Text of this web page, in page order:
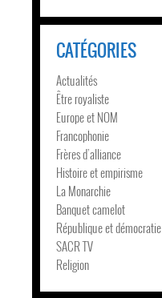
CATÉGORIES
Actualités
Être royaliste
Europe et NOM
Francophonie
Frères d’alliance
Histoire et empirisme
La Monarchie
Banquet camelot
République et démocratie
SACR TV
Religion